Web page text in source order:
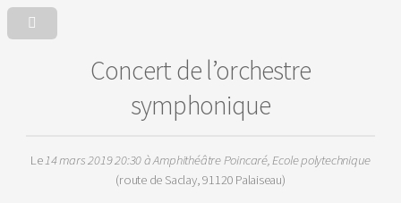
Concert de l’orchestre
symphonique
Le14 mars 2019 20:30à Amphithéâtre Poincaré, Ecole polytechnique
(route de Saclay, 91120 Palaiseau)